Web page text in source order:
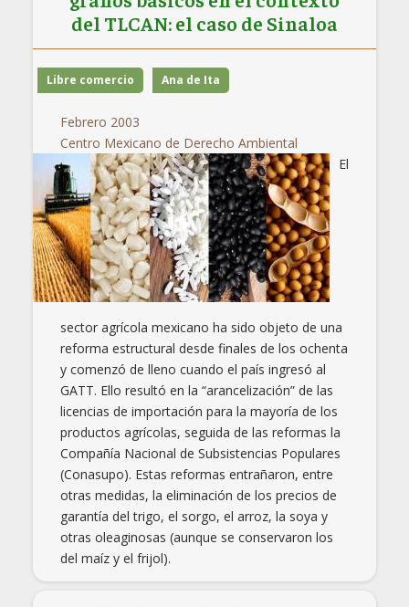
del TLCAN: el caso de Sinaloa
Libre comercio Ana de Ita
Febrero 2003
Centro Mexicano de Derecho Ambiental
El
sector agrícola mexicano ha sido objeto de una
reforma estructural desde finales de los ochenta
y comenzó de lleno cuando el país ingresó al
GATT. Ello resultó en la “arancelización” de las
licencias de importación para la mayoría de los
productos agrícolas, seguida de las reformas la
Compañía Nacional de Subsistencias Populares
(Conasupo). Estas reformas entrañaron, entre
otras medidas, la eliminación de los precios de
garantía del trigo, el sorgo, el arroz, la soya y
otras oleaginosas (aunque se conservaron los
del maíz y el frijol).